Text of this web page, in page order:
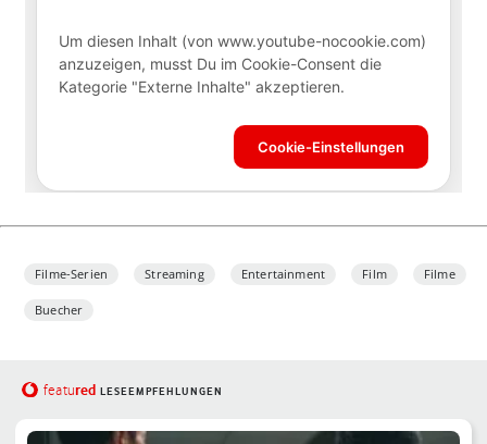
Filme-Serien Streaming Entertainment Film Filme
Buecher
featured LESEEMPFEHLUNGEN